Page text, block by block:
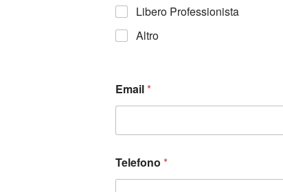
Libero Professionista
Altro
Email*
Telefono *